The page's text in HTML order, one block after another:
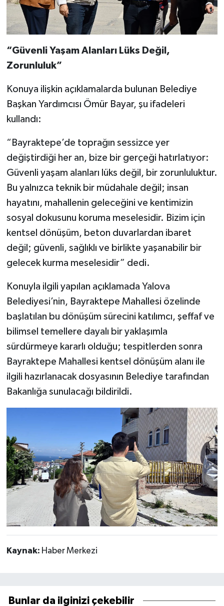
“Güvenli Yaşam Alanları Lüks Değil,
Zorunluluk”
Konuya ilişkin açıklamalarda bulunan Belediye
Başkan Yardımcısı Ömür Bayar, şu ifadeleri
kullandı:
“Bayraktepe’de toprağın sessizce yer
değiştirdiği her an, bize bir gerçeği hatırlatıyor:
Güvenli yaşam alanları lüks değil, bir zorunluluktur.
Bu yalnızca teknik bir müdahale değil; insan
hayatını, mahallenin geleceğini ve kentimizin
sosyal dokusunu koruma meselesidir. Bizim için
kentsel dönüşüm, beton duvarlardan ibaret
değil; güvenli, sağlıklı ve birlikte yaşanabilir bir
gelecek kurma meselesidir” dedi.
Konuyla ilgili yapılan açıklamada Yalova
Belediyesi’nin, Bayraktepe Mahallesi özelinde
başlatılan bu dönüşüm sürecini katılımcı, şeffaf ve
bilimsel temellere dayalı bir yaklaşımla
sürdürmeye kararlı olduğu; tespitlerden sonra
Bayraktepe Mahallesi kentsel dönüşüm alanı ile
ilgili hazırlanacak dosyasının Belediye tarafından
Bakanlığa sunulacağı bildirildi.
Kaynak: Haber Merkezi
Bunlar da ilginizi çekebilir